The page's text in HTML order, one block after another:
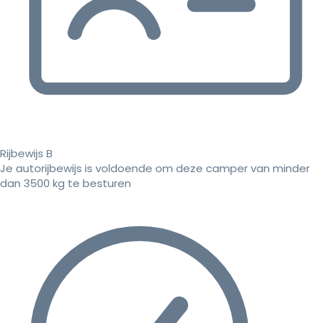
Rijbewijs B
Je autorijbewijs is voldoende om deze camper van minder
dan 3500 kg te besturen